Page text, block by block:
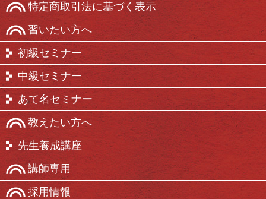
特定商取引法に基づく表示
習いたい方へ
初級セミナー
中級セミナー
あて名セミナー
教えたい方へ
先生養成講座
講師専用
採用情報